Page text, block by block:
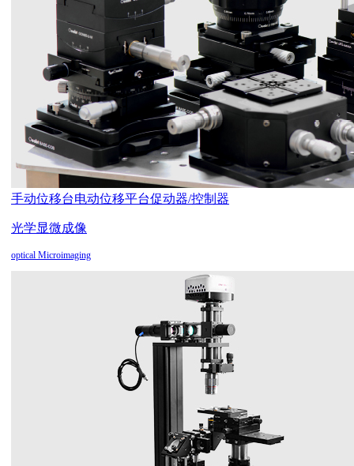
手动位移台电动位移平台促动器/控制器
光学显微成像
optical Microimaging